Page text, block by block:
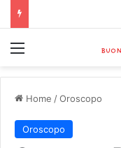
Home /Oroscopo
Oroscopo